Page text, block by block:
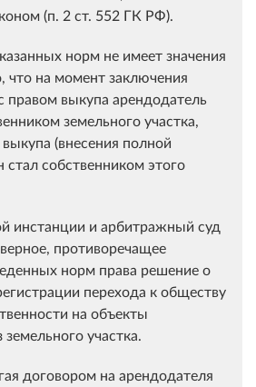
(п. 2 ст. 552 ГК РФ).
норм не имеет значения
что на момент заключения
правом выкупа арендодатель
земельного участка,
(внесения полной
собственником этого
инстанции и арбитражный суд
противоречащее
норм права решение о
перехода к обществу
на объекты
участка.
договором на арендодателя